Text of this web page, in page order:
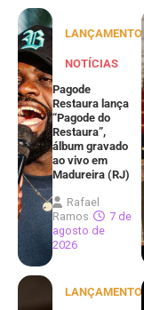
LANÇAMENTOS
NOTÍCIAS
Pagode
Restaura lança
“Pagode do
Restaura”,
álbum gravado
ao vivo em
Madureira (RJ)
Rafael
Ramos
7 de
agosto de
2026
LANÇAMENTOS